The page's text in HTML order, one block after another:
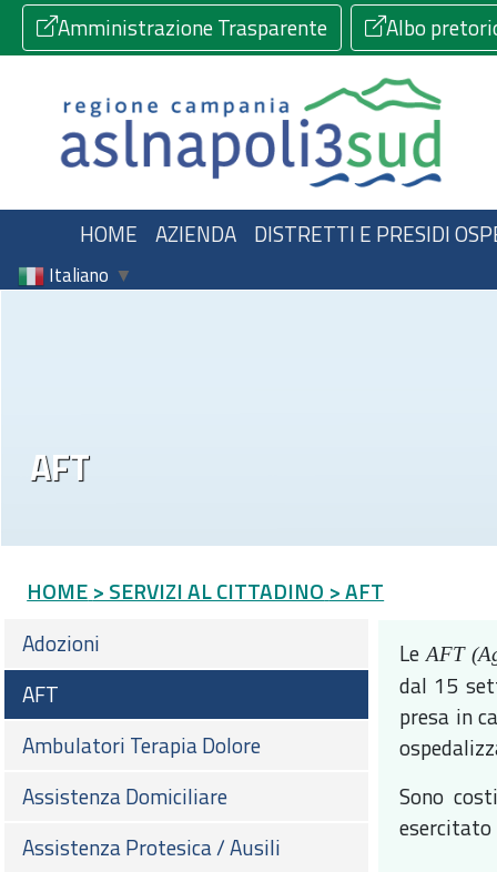
Amministrazione Trasparente Albo
HOME AZIENDA DISTRETTI E PRESIDI
Italiano ▼
AFT
HOME > SERVIZI AL CITTADINO > AFT
Adozioni
AFT
Ambulatori Terapia Dolore
Assistenza Domiciliare
Assistenza Protesica / Ausili
Le AFT
dal 15
presa in
Sono
esercitato